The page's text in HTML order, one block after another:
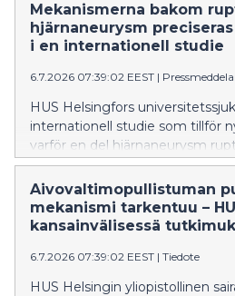
Mekanismerna bakom
hjärnaneurysm
i en internationell studie
6.7.2026 07:39:02 EEST |
HUS Helsingfors
internationell studie som tillför
varför en del hjärnaneurysm
i framtiden bidra till att bättre
aneurysmen med störst
utvecklingen av nya
har publicerats i den ansedda
Aivovaltimopullistuman
mekanismi tarkentuu –
kansainvälisessä
6.7.2026 07:39:02 EEST | Tiedote
HUS Helsingin yliopistollinen